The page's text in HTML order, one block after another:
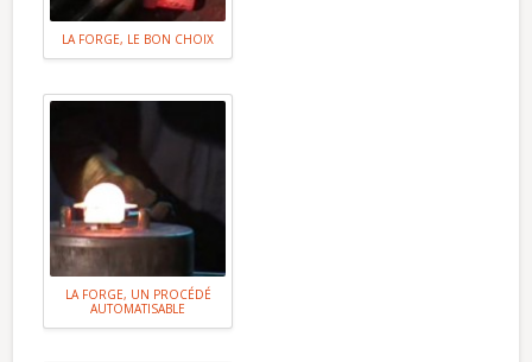
LA FORGE, LE BON CHOIX
LA FORGE, UN PROCÉDÉ
AUTOMATISABLE